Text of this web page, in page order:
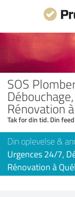
SOS
Rénovation
Tak for din tid. Din
Din oplevelse &
Urgences 24/7,
Rénovation à